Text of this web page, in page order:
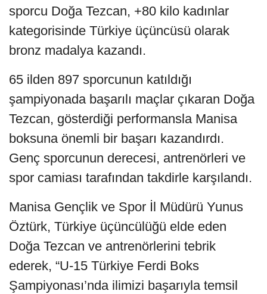
sporcu Doğa Tezcan, +80 kilo kadınlar
kategorisinde Türkiye üçüncüsü olarak
bronz madalya kazandı.
65 ilden 897 sporcunun katıldığı
şampiyonada başarılı maçlar çıkaran Doğa
Tezcan, gösterdiği performansla Manisa
boksuna önemli bir başarı kazandırdı.
Genç sporcunun derecesi, antrenörleri ve
spor camiası tarafından takdirle karşılandı.
Manisa Gençlik ve Spor İl Müdürü Yunus
Öztürk, Türkiye üçüncülüğü elde eden
Doğa Tezcan ve antrenörlerini tebrik
ederek, “U-15 Türkiye Ferdi Boks
Şampiyonası’nda ilimizi başarıyla temsil